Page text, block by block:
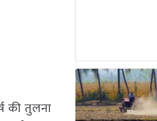
की तुलना